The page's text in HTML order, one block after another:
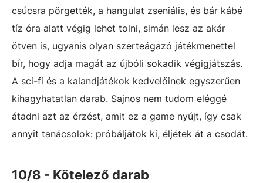
csúcsra pörgették, a hangulat zseniális, és bár kábé
tíz óra alatt végig lehet tolni, simán lesz az akár
ötven is, ugyanis olyan szerteágazó játékmenettel
bír, hogy adja magát az újbóli sokadik végigjátszás.
A sci-fi és a kalandjátékok kedvelőinek egyszerűen
kihagyhatatlan darab. Sajnos nem tudom eléggé
átadni azt az érzést, amit ez a game nyújt, így csak
annyit tanácsolok: próbáljátok ki, éljétek át a csodát.
10/8 - Kötelező darab